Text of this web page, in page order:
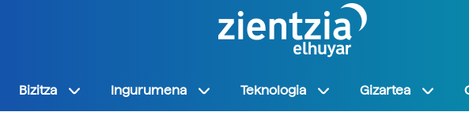
Bizitza Ingurumena Teknologia Gizartea